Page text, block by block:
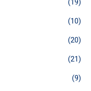
(19)
(10)
(20)
(21)
(9)